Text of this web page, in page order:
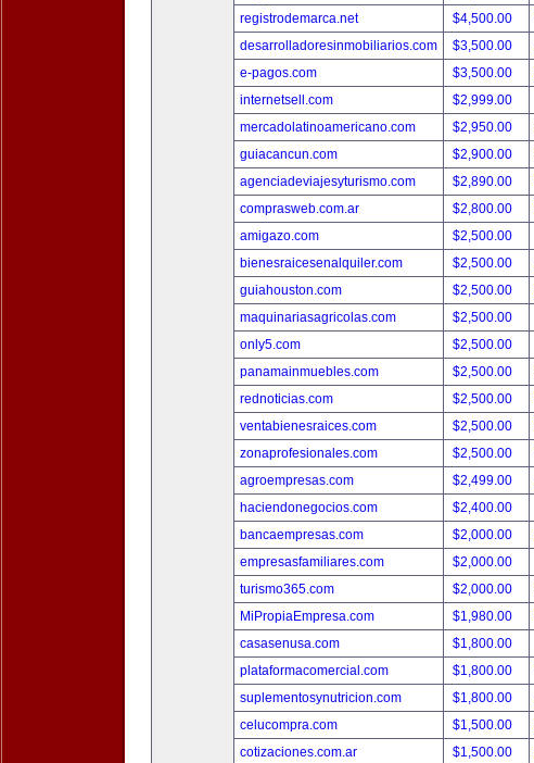
registrodemarca.net
$4,500.00
desarrolladoresinmobiliarios.com
$3,500.00
e-pagos.com
$3,500.00
internetsell.com
$2,999.00
mercadolatinoamericano.com
$2,950.00
guiacancun.com
$2,900.00
agenciadeviajesyturismo.com
$2,890.00
comprasweb.com.ar
$2,800.00
amigazo.com
$2,500.00
bienesraicesenalquiler.com
$2,500.00
guiahouston.com
$2,500.00
maquinariasagricolas.com
$2,500.00
only5.com
$2,500.00
panamainmuebles.com
$2,500.00
rednoticias.com
$2,500.00
ventabienesraices.com
$2,500.00
zonaprofesionales.com
$2,500.00
agroempresas.com
$2,499.00
haciendonegocios.com
$2,400.00
bancaempresas.com
$2,000.00
empresasfamiliares.com
$2,000.00
turismo365.com
$2,000.00
MiPropiaEmpresa.com
$1,980.00
casasenusa.com
$1,800.00
plataformacomercial.com
$1,800.00
suplementosynutricion.com
$1,800.00
celucompra.com
$1,500.00
cotizaciones.com.ar
$1,500.00